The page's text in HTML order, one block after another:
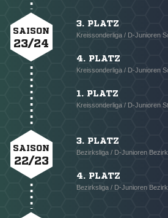
SAISON
23/24
3. PLATZ
Kreissonderliga / D-Junioren
4. PLATZ
Kreissonderliga / D-Junioren
1. PLATZ
Kreissonderliga / D-Junioren
SAISON
22/23
3. PLATZ
Bezirksliga / D-Junioren
4. PLATZ
Bezirksliga / D-Junioren